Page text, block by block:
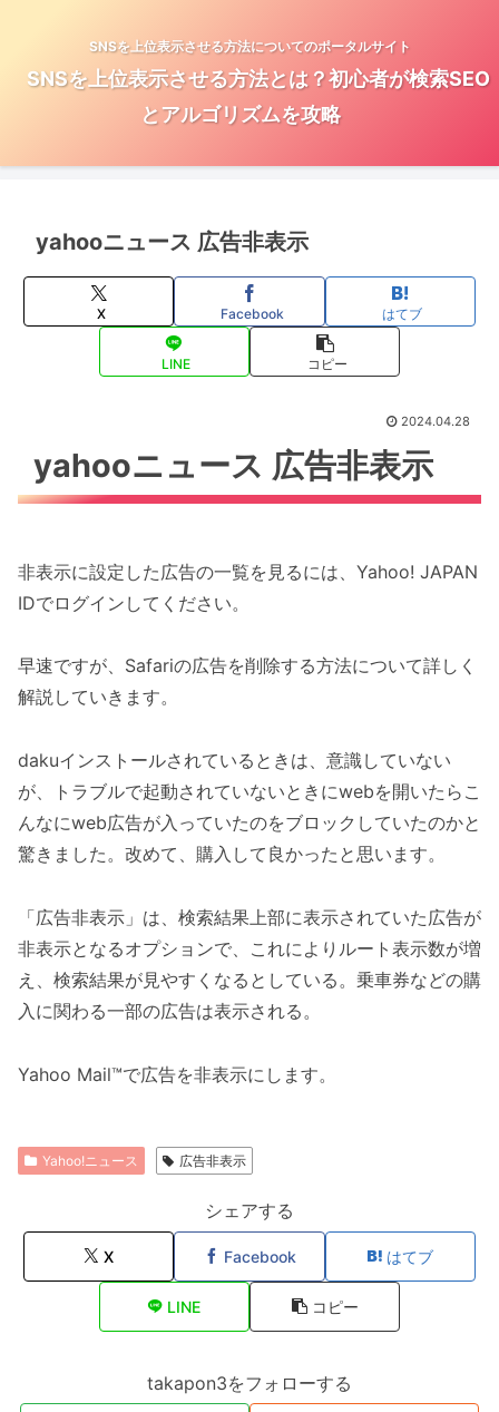
SNSを上位表示させる方法についてのポータルサイト
SNSを上位表示させる方法とは？初心者が検索SEO
とアルゴリズムを攻略
yahooニュース 広告非表示
X Facebook はてブ
LINE コピー
2024.04.28
yahooニュース 広告非表示
非表示に設定した広告の一覧を見るには、Yahoo! JAPAN
IDでログインしてください。
早速ですが、Safariの広告を削除する方法について詳しく
解説していきます。
dakuインストールされているときは、意識していない
が、トラブルで起動されていないときにwebを開いたらこ
んなにweb広告が入っていたのをブロックしていたのかと
驚きました。改めて、購入して良かったと思います。
「広告非表示」は、検索結果上部に表示されていた広告が
非表示となるオプションで、これによりルート表示数が増
え、検索結果が見やすくなるとしている。乗車券などの購
入に関わる一部の広告は表示される。
Yahoo Mail™で広告を非表示にします。
Yahoo!ニュース 広告非表示
シェアする
X Facebook はてブ
LINE コピー
takapon3をフォローする